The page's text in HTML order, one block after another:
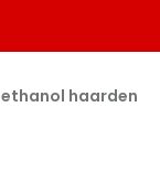
haarden